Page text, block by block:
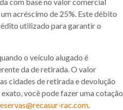
acréscimo de 25%. Este débito
utilizado para garantir o
o veículo alugado é
da de retirada. O valor
cidades de retirada e devolução
você pode fazer uma cotação
rac.com.